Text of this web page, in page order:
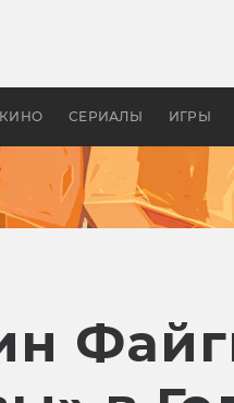
КИНО СЕРИАЛЫ ИГРЫ